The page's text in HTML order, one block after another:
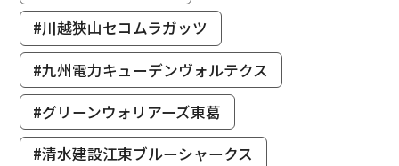
#川越狭山セコムラガッツ
#九州電力キューデンヴォルテクス
#グリーンウォリアーズ東葛
#清水建設江東ブルーシャークス